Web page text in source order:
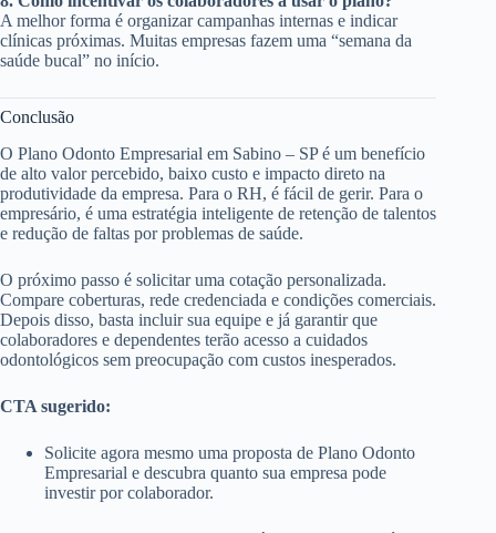
A melhor forma é organizar campanhas internas e indicar
clínicas próximas. Muitas empresas fazem uma “semana da
saúde bucal” no início.
Conclusão
O Plano Odonto Empresarial em Sabino – SP é um benefício
de alto valor percebido, baixo custo e impacto direto na
produtividade da empresa. Para o RH, é fácil de gerir. Para o
empresário, é uma estratégia inteligente de retenção de talentos
e redução de faltas por problemas de saúde.
O próximo passo é solicitar uma cotação personalizada.
Compare coberturas, rede credenciada e condições comerciais.
Depois disso, basta incluir sua equipe e já garantir que
colaboradores e dependentes terão acesso a cuidados
odontológicos sem preocupação com custos inesperados.
CTA sugerido:
Solicite agora mesmo uma proposta de Plano Odonto
Empresarial e descubra quanto sua empresa pode
investir por colaborador.